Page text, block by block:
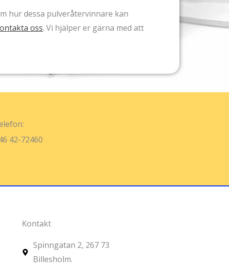
hur dessa pulveråtervinnare kan
oss. Vi hjälper er gärna med att
42-72460
Kontakt
Spinngatan 2, 267 73
Billesholm.